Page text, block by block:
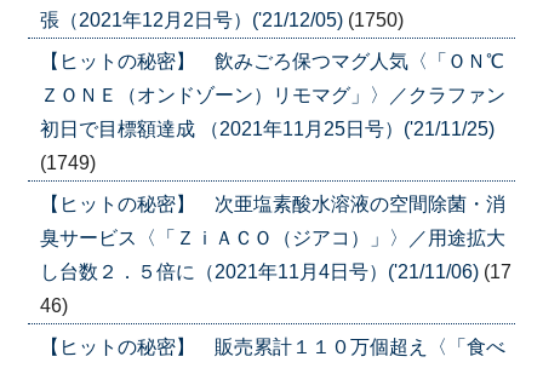
張（2021年12月2日号）('21/12/05) (1750)
【ヒットの秘密】 飲みごろ保つマグ人気〈「ＯＮ℃
ＺＯＮＥ（オンドゾーン）リモマグ」〉／クラファン
初日で目標額達成 （2021年11月25日号）('21/11/25)
(1749)
【ヒットの秘密】 次亜塩素酸水溶液の空間除菌・消
臭サービス〈「ＺｉＡＣＯ（ジアコ）」〉／用途拡大
し台数２．５倍に（2021年11月4日号）('21/11/06) (17
46)
【ヒットの秘密】 販売累計１１０万個超え〈「食べ